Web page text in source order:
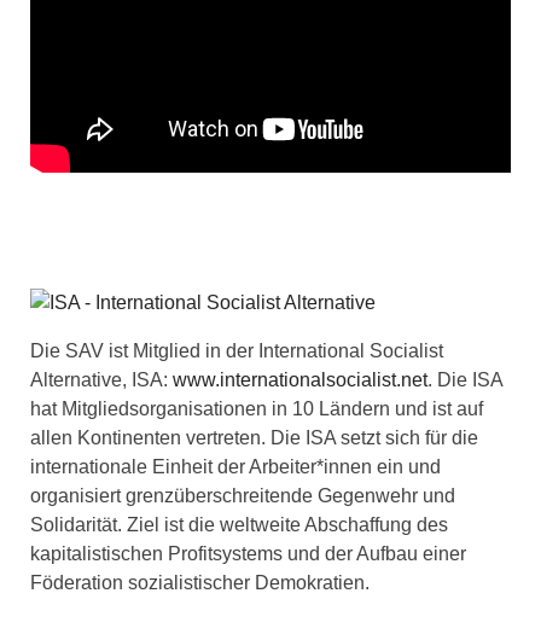
Die SAV ist Mitglied in der International Socialist
Alternative, ISA: www.internationalsocialist.net. Die ISA
hat Mitgliedsorganisationen in 10 Ländern und ist auf
allen Kontinenten vertreten. Die ISA setzt sich für die
internationale Einheit der Arbeiter*innen ein und
organisiert grenzüberschreitende Gegenwehr und
Solidarität. Ziel ist die weltweite Abschaffung des
kapitalistischen Profitsystems und der Aufbau einer
Föderation sozialistischer Demokratien.